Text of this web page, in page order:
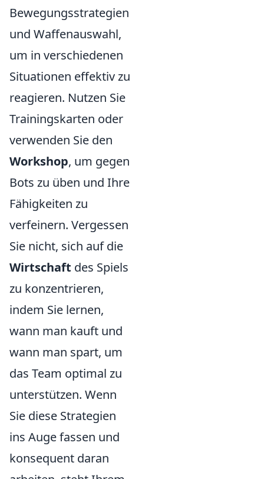
Bewegungsstrategien
und Waffenauswahl,
um in verschiedenen
Situationen effektiv zu
reagieren. Nutzen Sie
Trainingskarten oder
verwenden Sie den
Workshop, um gegen
Bots zu üben und Ihre
Fähigkeiten zu
verfeinern. Vergessen
Sie nicht, sich auf die
Wirtschaft des Spiels
zu konzentrieren,
indem Sie lernen,
wann man kauft und
wann man spart, um
das Team optimal zu
unterstützen. Wenn
Sie diese Strategien
ins Auge fassen und
konsequent daran